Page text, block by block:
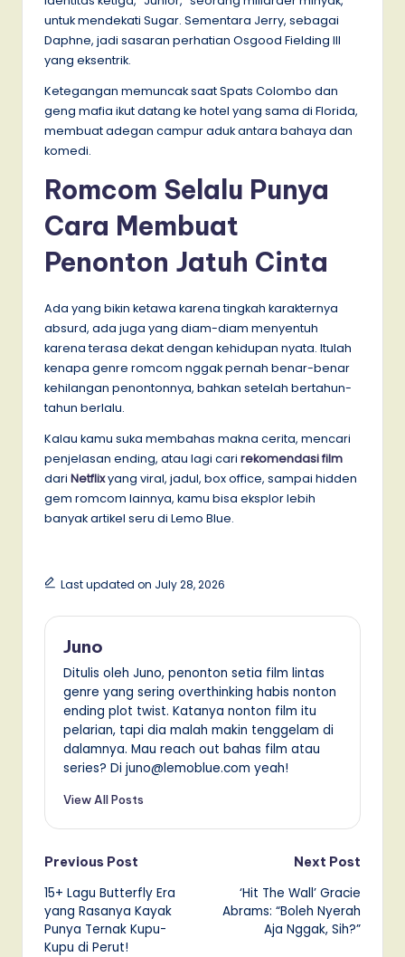
untuk mendekati Sugar. Sementara Jerry, sebagai
Daphne, jadi sasaran perhatian Osgood Fielding III
yang eksentrik.
Ketegangan memuncak saat Spats Colombo dan
geng mafia ikut datang ke hotel yang sama di Florida,
membuat adegan campur aduk antara bahaya dan
komedi.
Romcom Selalu Punya
Cara Membuat
Penonton Jatuh Cinta
Ada yang bikin ketawa karena tingkah karakternya
absurd, ada juga yang diam-diam menyentuh
karena terasa dekat dengan kehidupan nyata. Itulah
kenapa genre romcom nggak pernah benar-benar
kehilangan penontonnya, bahkan setelah bertahun-
tahun berlalu.
Kalau kamu suka membahas makna cerita, mencari
penjelasan ending, atau lagi cari rekomendasi film
dari Netflixyang viral, jadul, box office, sampai hidden
gem romcom lainnya, kamu bisa eksplor lebih
banyak artikel seru di Lemo Blue.
Last updated on July 28, 2026
Juno
Ditulis oleh Juno, penonton setia film lintas
genre yang sering overthinking habis nonton
ending plot twist. Katanya nonton film itu
pelarian, tapi dia malah makin tenggelam di
dalamnya. Mau reach out bahas film atau
series? Di juno@lemoblue.com yeah!
View All Posts
Post
navigation
Previous Post
15+ Lagu Butterfly Era
yang Rasanya Kayak
Punya Ternak Kupu-
Kupu di Perut!
Next Post
‘Hit The Wall’ Gracie
Abrams: “Boleh Nyerah
Aja Nggak, Sih?”